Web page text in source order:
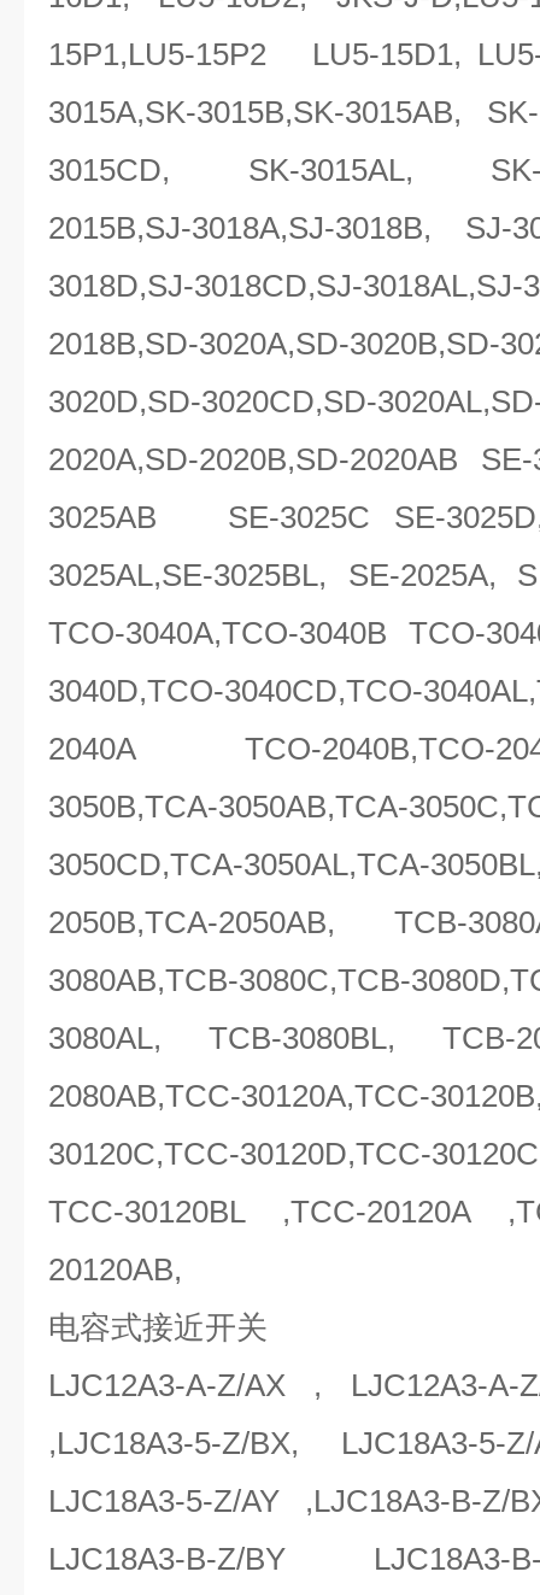
15P1,LU5-15P2 LU5-15D1,
3015A,SK-3015B,SK-3015AB,
3015CD, SK-3015AL, SK-
2015B,SJ-3018A,SJ-3018B, SJ-
3018D,SJ-3018CD,SJ-3018AL,SJ-
2018B,SD-3020A,SD-3020B,SD-
3020D,SD-3020CD,SD-
2020A,SD-2020B,SD-2020AB
3025AB SE-3025C SE-
3025AL,SE-3025BL, SE-2025A,
TCO-3040A,TCO-3040B TCO-
3040D,TCO-3040CD,TCO-
2040A TCO-2040B,TCO-
3050B,TCA-3050AB,TCA-
3050CD,TCA-3050AL,TCA-
2050B,TCA-2050AB, TCB-
3080AB,TCB-3080C,TCB-
3080AL, TCB-3080BL, TCB-
2080AB,TCC-30120A,TCC-
30120C,TCC-30120D,TCC-
TCC-30120BL ,TCC-20120A
20120AB,
电容式接近开关
LJC12A3-A-Z/AX , LJC12A3-A-
,LJC18A3-5-Z/BX, LJC18A3-5-
LJC18A3-5-Z/AY ,LJC18A3-B-Z/
LJC18A3-B-Z/BY LJC18A3-B-